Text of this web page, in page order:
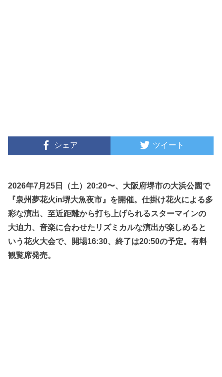
シェア ツイート
2026年7月25日（土）20:20〜、大阪府堺市の大浜公園で
『泉州夢花火in堺大魚夜市』を開催。仕掛け花火による多
彩な演出、至近距離から打ち上げられるスターマインの
大迫力、音楽に合わせたリズミカルな演出が楽しめると
いう花火大会で、開場16:30、終了は20:50の予定。有料
観覧席発売。